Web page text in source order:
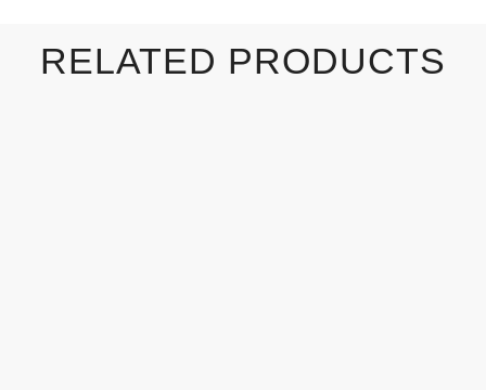
RELATED PRODUCTS